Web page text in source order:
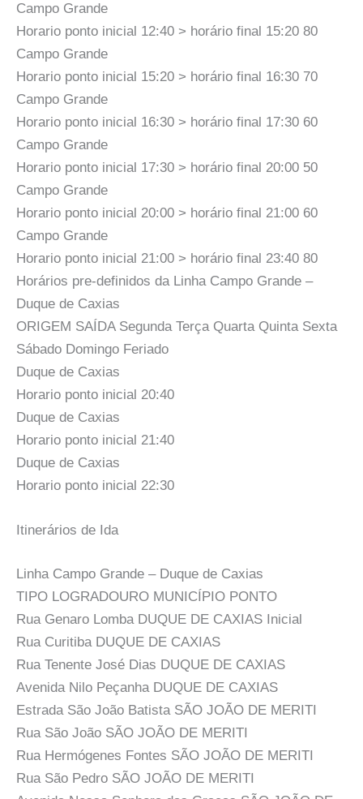
Campo Grande
Horario ponto inicial 12:40 > horário final 15:20 80
Campo Grande
Horario ponto inicial 15:20 > horário final 16:30 70
Campo Grande
Horario ponto inicial 16:30 > horário final 17:30 60
Campo Grande
Horario ponto inicial 17:30 > horário final 20:00 50
Campo Grande
Horario ponto inicial 20:00 > horário final 21:00 60
Campo Grande
Horario ponto inicial 21:00 > horário final 23:40 80
Horários pre-definidos da Linha Campo Grande –
Duque de Caxias
ORIGEM SAÍDA Segunda Terça Quarta Quinta Sexta
Sábado Domingo Feriado
Duque de Caxias
Horario ponto inicial 20:40
Duque de Caxias
Horario ponto inicial 21:40
Duque de Caxias
Horario ponto inicial 22:30
Itinerários de Ida
Linha Campo Grande – Duque de Caxias
TIPO LOGRADOURO MUNICÍPIO PONTO
Rua Genaro Lomba DUQUE DE CAXIAS Inicial
Rua Curitiba DUQUE DE CAXIAS
Rua Tenente José Dias DUQUE DE CAXIAS
Avenida Nilo Peçanha DUQUE DE CAXIAS
Estrada São João Batista SÃO JOÃO DE MERITI
Rua São João SÃO JOÃO DE MERITI
Rua Hermógenes Fontes SÃO JOÃO DE MERITI
Rua São Pedro SÃO JOÃO DE MERITI